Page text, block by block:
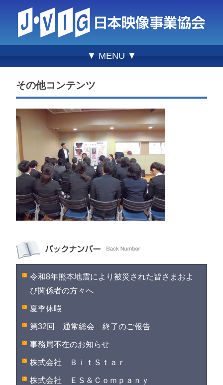
▼ MENU ▼
その他コンテンツ
令和8年熊本地震により被災された皆さまおよ
び関係者の方々へ
夏季休暇
第32回 通常総会 終了のご報告
事務局不在のお知らせ
株式会社 ＢｉｔＳｔａｒ
株式会社 ＥＳ＆Ｃｏｍｐａｎｙ